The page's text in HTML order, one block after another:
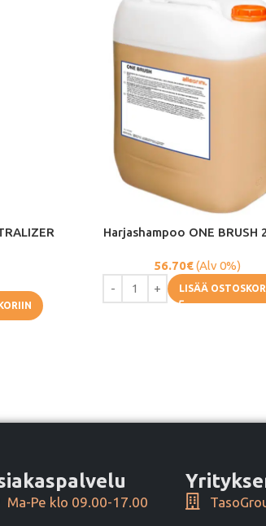
Harjashampoo ONE BRUSH
56.70€(Alv 0%)
LISÄÄ
Ma-Pe klo 09.00-17.00